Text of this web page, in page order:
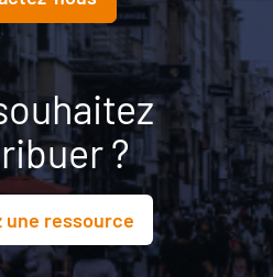
?
une ressource